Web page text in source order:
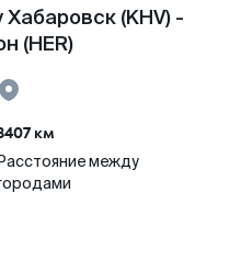
(KHV) -
(HER)
км
между